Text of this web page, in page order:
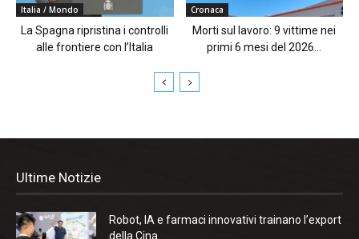
Italia / Mondo
La Spagna ripristina i controlli
alle frontiere con l’Italia
Cronaca
Morti sul lavoro: 9 vittime nei
primi 6 mesi del 2026...
Ultime Notizie
Robot, IA e farmaci innovativi trainano l’export
della Cina